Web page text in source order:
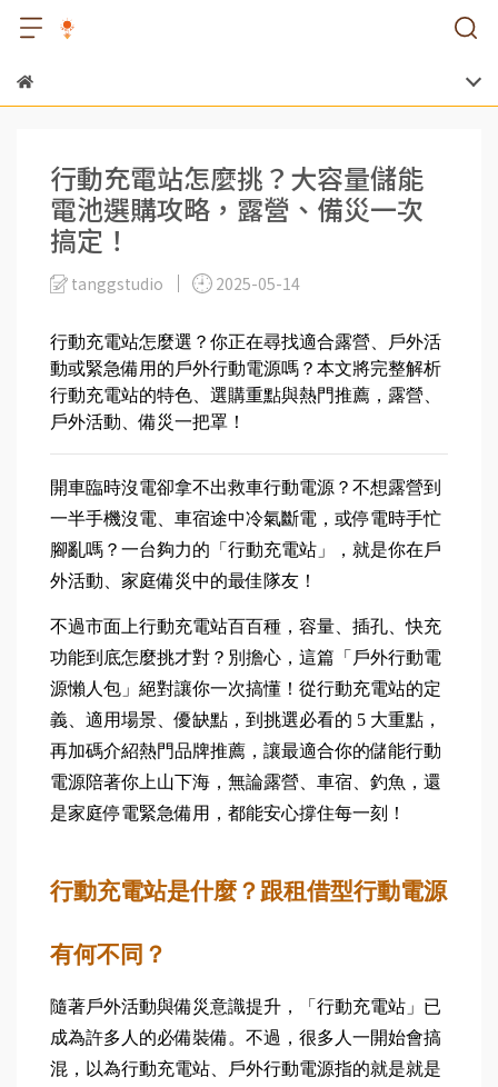
行動充電站怎麼挑？大容量儲能
電池選購攻略，露營、備災一次
搞定！
tanggstudio 2025-05-14
行動充電站怎麼選？你正在尋找適合露營、戶外活
動或緊急備用的戶外行動電源嗎？本文將完整解析
行動充電站的特色、選購重點與熱門推薦，露營、
戶外活動、備災一把罩！
開車臨時沒電卻拿不出救車行動電源？不想露營到
一半手機沒電、車宿途中冷氣斷電，或停電時手忙
腳亂嗎？一台夠力的「行動充電站」，就是你在戶
外活動、家庭備災中的最佳隊友！
不過市面上行動充電站百百種，容量、插孔、快充
功能到底怎麼挑才對？別擔心，這篇「戶外行動電
源懶人包」絕對讓你一次搞懂！從行動充電站的定
義、適用場景、優缺點，到挑選必看的 5 大重點，
再加碼介紹熱門品牌推薦，讓最適合你的儲能行動
電源陪著你上山下海，無論露營、車宿、釣魚，還
是家庭停電緊急備用，都能安心撐住每一刻！
行動充電站是什麼？跟租借型行動電源
有何不同？
隨著戶外活動與備災意識提升，「行動充電站」已
成為許多人的必備裝備。不過，很多人一開始會搞
混，以為行動充電站、戶外行動電源指的就是就是